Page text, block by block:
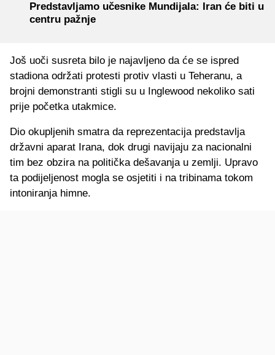
Predstavljamo učesnike Mundijala: Iran će biti u
centru pažnje
Još uoči susreta bilo je najavljeno da će se ispred
stadiona održati protesti protiv vlasti u Teheranu, a
brojni demonstranti stigli su u Inglewood nekoliko sati
prije početka utakmice.
Dio okupljenih smatra da reprezentacija predstavlja
državni aparat Irana, dok drugi navijaju za nacionalni
tim bez obzira na politička dešavanja u zemlji. Upravo
ta podijeljenost mogla se osjetiti i na tribinama tokom
intoniranja himne.